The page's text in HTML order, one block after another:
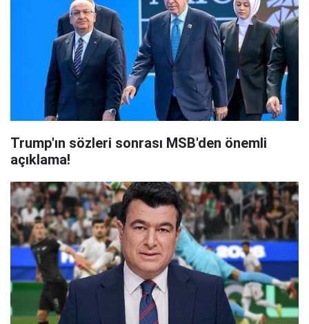
Trump'ın sözleri sonrası MSB'den önemli
açıklama!